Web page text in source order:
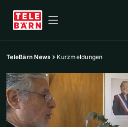
TeleBärn News Kurzmeldungen